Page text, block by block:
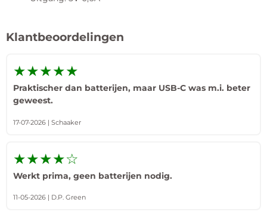
Klantbeoordelingen
★★★★★
Praktischer dan batterijen, maar USB-C was m.i. beter
geweest.
17-07-2026 | Schaaker
★★★★☆
Werkt prima, geen batterijen nodig.
11-05-2026 | D.P. Green